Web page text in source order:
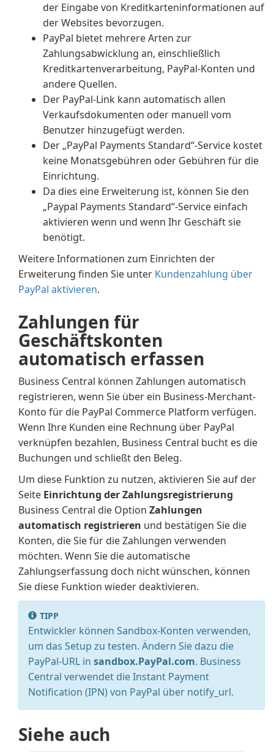
der Eingabe von Kreditkarteninformationen auf
der Websites bevorzugen.
PayPal bietet mehrere Arten zur
Zahlungsabwicklung an, einschließlich
Kreditkartenverarbeitung, PayPal-Konten und
andere Quellen.
Der PayPal-Link kann automatisch allen
Verkaufsdokumenten oder manuell vom
Benutzer hinzugefügt werden.
Der „PayPal Payments Standard“-Service kostet
keine Monatsgebühren oder Gebühren für die
Einrichtung.
Da dies eine Erweiterung ist, können Sie den
„Paypal Payments Standard“-Service einfach
aktivieren wenn und wenn Ihr Geschäft sie
benötigt.
Weitere Informationen zum Einrichten der
Erweiterung finden Sie unter Kundenzahlung über
PayPal aktivieren.
Zahlungen für
Geschäftskonten
automatisch erfassen
Business Central können Zahlungen automatisch
registrieren, wenn Sie über ein Business-Merchant-
Konto für die PayPal Commerce Platform verfügen.
Wenn Ihre Kunden eine Rechnung über PayPal
verknüpfen bezahlen, Business Central bucht es die
Buchungen und schließt den Beleg.
Um diese Funktion zu nutzen, aktivieren Sie auf der
Seite Einrichtung der Zahlungsregistrierung
Business Central die Option Zahlungen
automatisch registrieren und bestätigen Sie die
Konten, die Sie für die Zahlungen verwenden
möchten. Wenn Sie die automatische
Zahlungserfassung doch nicht wünschen, können
Sie diese Funktion wieder deaktivieren.
TIPP
Entwickler können Sandbox-Konten verwenden,
um das Setup zu testen. Ändern Sie dazu die
PayPal-URL in sandbox.PayPal.com. Business
Central verwendet die Instant Payment
Notification (IPN) von PayPal über notify_url.
Siehe auch